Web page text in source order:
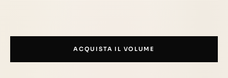
ACQUISTA IL VOLUME